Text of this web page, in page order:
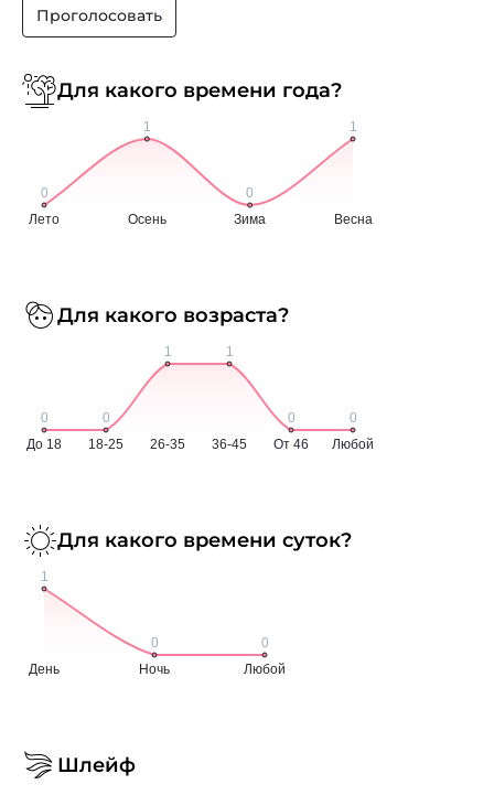
Проголосовать
Для какого времени года?
Для какого возраста?
Для какого времени суток?
Шлейф